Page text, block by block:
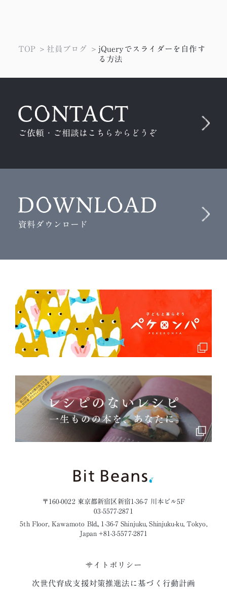
TOP 社員ブログ
jQueryでスライダーを自作す
る方法
ご依頼・ご相談はこちらからどうぞ
資料ダウンロード
〒160-0022 東京都新宿区新宿1-36-7 川本ビル5F
03-5577-2871
5th Floor, Kawamoto Bld., 1-36-7 Shinjuku, Shinjuku-ku, Tokyo,
Japan +81-3-5577-2871
サイトポリシー
次世代育成支援対策推進法に基づく行動計画